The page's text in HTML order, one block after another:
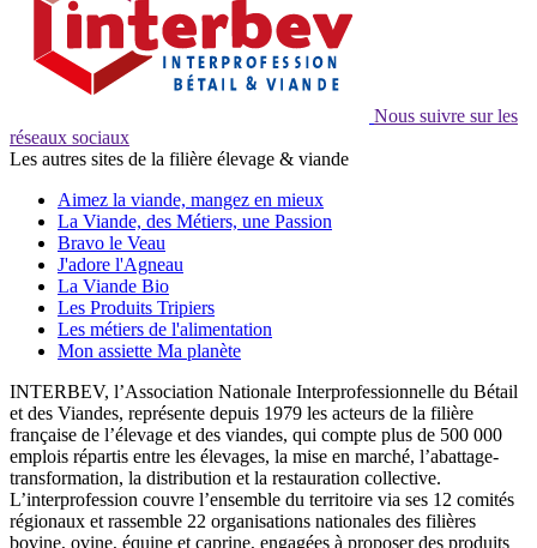
Nous suivre sur les
réseaux sociaux
Les autres sites de la filière élevage & viande
Aimez la viande, mangez en mieux
La Viande, des Métiers, une Passion
Bravo le Veau
J'adore l'Agneau
La Viande Bio
Les Produits Tripiers
Les métiers de l'alimentation
Mon assiette Ma planète
INTERBEV, l’Association Nationale Interprofessionnelle du Bétail
et des Viandes, représente depuis 1979 les acteurs de la filière
française de l’élevage et des viandes, qui compte plus de 500 000
emplois répartis entre les élevages, la mise en marché, l’abattage-
transformation, la distribution et la restauration collective.
L’interprofession couvre l’ensemble du territoire via ses 12 comités
régionaux et rassemble 22 organisations nationales des filières
bovine, ovine, équine et caprine, engagées à proposer des produits